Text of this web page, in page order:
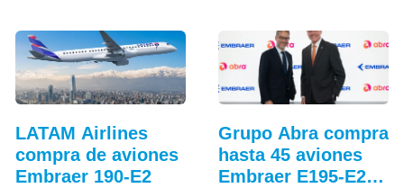
LATAM Airlines
compra de aviones
Embraer 190-E2
Grupo Abra compra
hasta 45 aviones
Embraer E195-E2…